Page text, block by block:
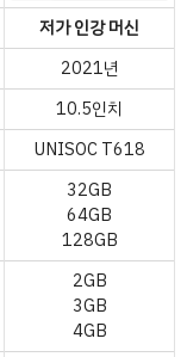
저가 인강 머신
2021년
10.5인치
UNISOC T618
32GB
64GB
128GB
2GB
3GB
4GB